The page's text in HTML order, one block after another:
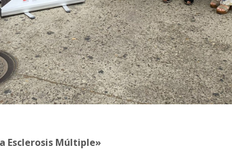
Esclerosis Múltiple»